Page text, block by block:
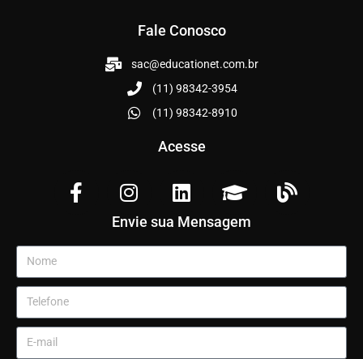
Fale Conosco
sac@educationet.com.br
(11) 98342-3954
(11) 98342-8910
Acesse
Envie sua Mensagem